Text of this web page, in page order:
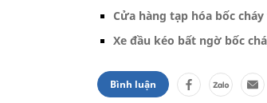
Cửa hàng tạp hóa bốc
Xe đầu kéo bất ngờ bốc
Bình luận